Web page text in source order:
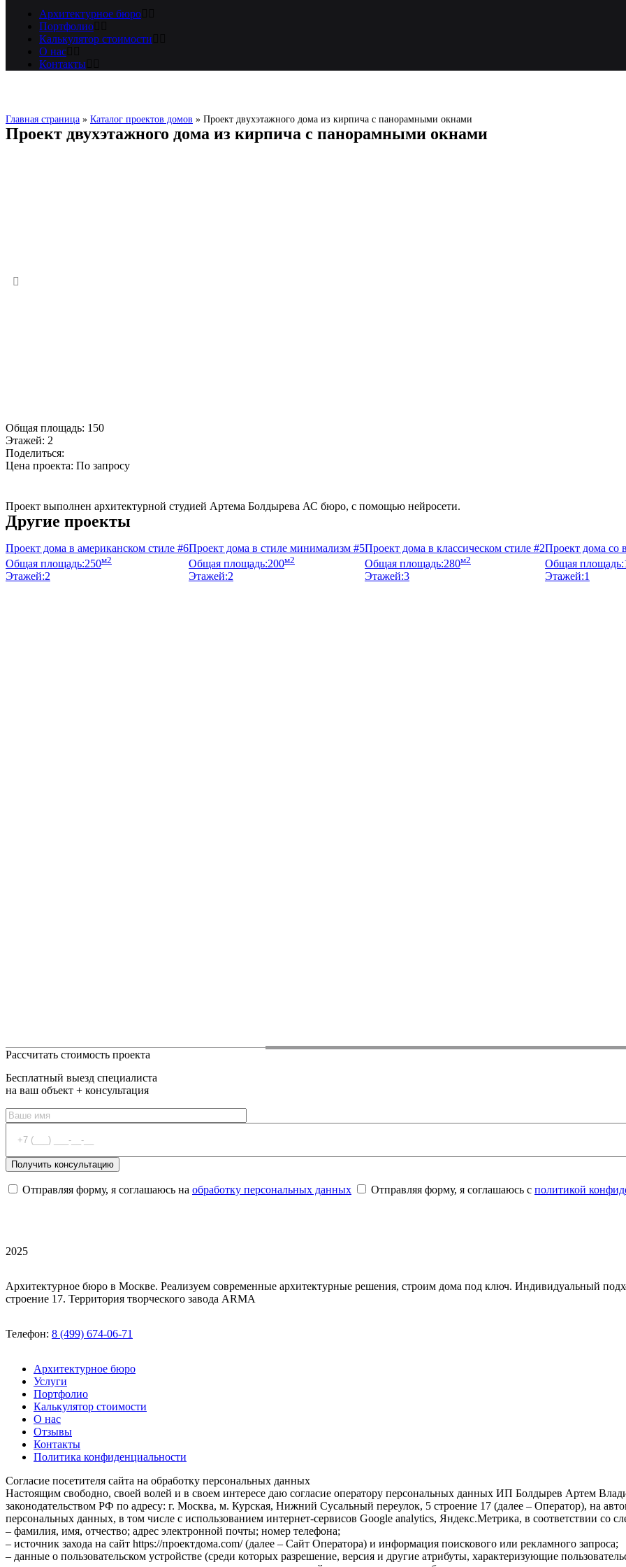
Архитектурное бюро
Портфолио
Калькулятор стоимости
О нас
Контакты
Главная страница » Каталог проектов домов » Проект двухэтажного дома из кирпича с панорамными окнами
Проект двухэтажного дома из кирпича с панорамными окнами
Общая площадь: 150
Этажей: 2
Поделиться:
Цена проекта: По запросу
Проект выполнен архитектурной студией Артема Болдырева АС бюро, с помощью нейросети.
Другие проекты
Проект дома в американском стиле #6
Общая площадь:250м2
Этажей:2
Проект дома в стиле минимализм #5
Общая площадь:200м2
Этажей:2
Проект дома в классическом стиле #2
Общая площадь:280м2
Этажей:3
Проект дома со
Общая площадь:
Этажей:1
Рассчитать стоимость проекта
Бесплатный выезд специалиста
на ваш объект + консультация
Отправляя форму, я соглашаюсь на обработку персональных данных Отправляя форму, я соглашаюсь с политикой
2025
Архитектурное бюро в Москве. Реализуем современные архитектурные решения, строим дома под ключ. Индивидуальный
строение 17. Территория творческого завода ARMA
Телефон: 8 (499) 674-06-71
Архитектурное бюро
Услуги
Портфолио
Калькулятор стоимости
О нас
Отзывы
Контакты
Политика конфиденциальности
Согласие посетителя сайта на обработку персональных данных
Настоящим свободно, своей волей и в своем интересе даю согласие оператору персональных данных ИП Болдырев Артем
законодательством РФ по адресу: г. Москва, м. Курская, Нижний Сусальный переулок, 5 строение 17 (далее – Оператор), на
персональных данных, в том числе с использованием интернет-сервисов Google analytics, Яндекс.Метрика, в соответствии со
– фамилия, имя, отчество; адрес электронной почты; номер телефона;
– источник захода на сайт https://проектдома.com/ (далее – Сайт Оператора) и информация поискового или рекламного запроса;
– данные о пользовательском устройстве (среди которых разрешение, версия и другие атрибуты, характеризующие